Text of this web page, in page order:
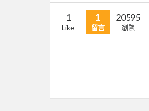
1
Like
1
留言
20595
瀏覽